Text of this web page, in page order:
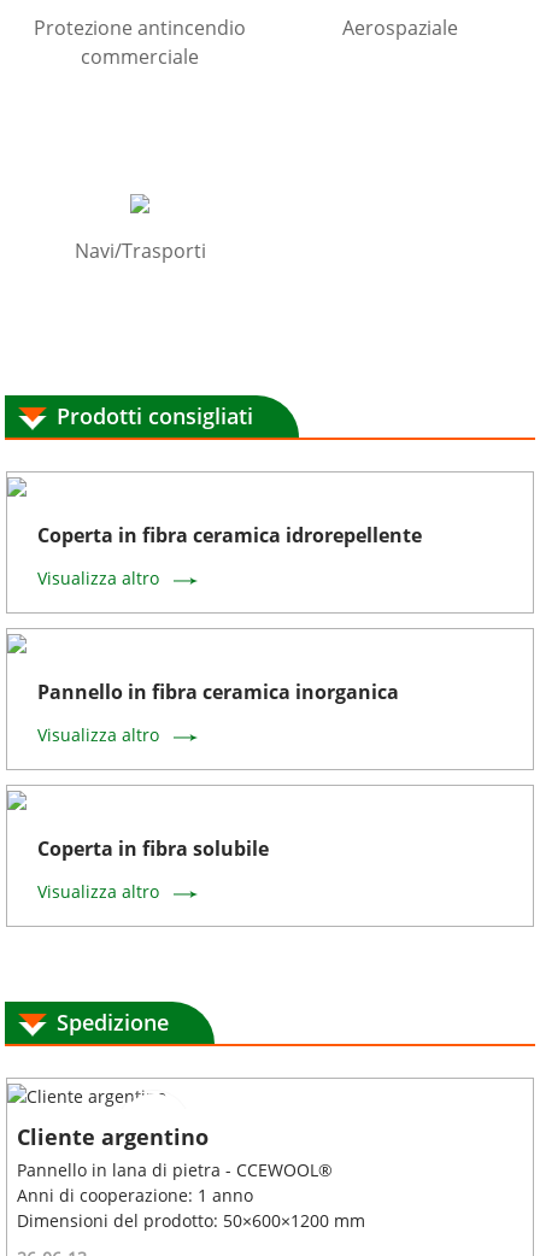
Protezione antincendio
commerciale
Aerospaziale
Navi/Trasporti
Prodotti consigliati
Coperta in fibra ceramica idrorepellente
Visualizza altro
Pannello in fibra ceramica inorganica
Visualizza altro
Coperta in fibra solubile
Visualizza altro
Spedizione
Cliente argentino
Pannello in lana di pietra - CCEWOOL®
Anni di cooperazione: 1 anno
Dimensioni del prodotto: 50×600×1200 mm